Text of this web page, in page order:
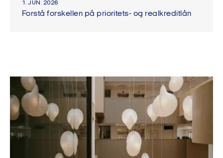
1. JUN. 2026
Forstå forskellen på prioritets- og realkreditlån